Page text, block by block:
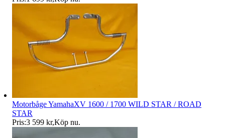
Motorbåge YamahaXV 1600 / 1700 WILD STAR / ROAD
STAR
Pris:3 599 kr,Köp nu.